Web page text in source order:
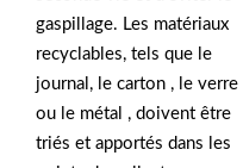
gaspillage. Les matériaux
recyclables, tels que le
journal, le carton , le verre
ou le métal , doivent être
triés et apportés dans les